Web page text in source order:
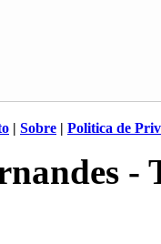
| Sobre | Politica de
-